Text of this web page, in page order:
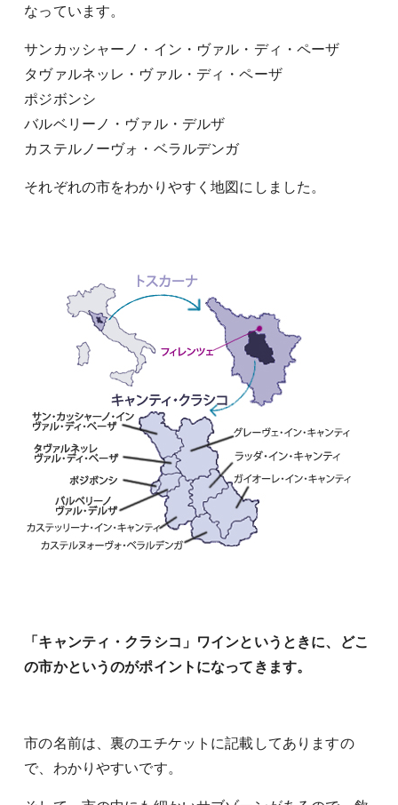
なっています。
サンカッシャーノ・イン・ヴァル・ディ・ペーザ
タヴァルネッレ・ヴァル・ディ・ペーザ
ポジボンシ
バルベリーノ・ヴァル・デルザ
カステルノーヴォ・ベラルデンガ
それぞれの市をわかりやすく地図にしました。
「キャンティ・クラシコ」ワインというときに、どこ
の市かというのがポイントになってきます。
市の名前は、裏のエチケットに記載してありますの
で、わかりやすいです。